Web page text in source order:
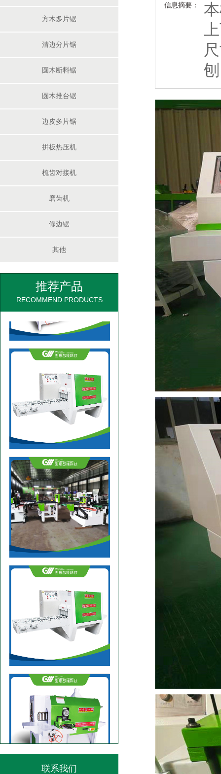
方木多片锯
清边分片锯
圆木断料锯
圆木推台锯
边皮多片锯
拼板热压机
梳齿对接机
磨齿机
修边锯
其他
推荐产品
RECOMMEND PRODUCTS
梳齿机自动流水线
半圆边板多片锯
168圆木单链多片锯
梳齿机自动流水线
200圆木双链多片锯
半圆边板多片锯
联系我们
信息摘要：